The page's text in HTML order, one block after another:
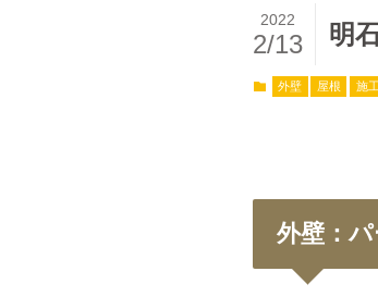
明
2022
2/13
外壁 屋根 施
外壁：